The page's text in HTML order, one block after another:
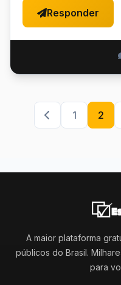
Responder
1 2
A maior plataforma
públicos do Brasil.
para